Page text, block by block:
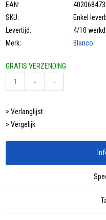
EAN:
SKU:
Enkel
Levertijd:
4/10
Merk:
Blanco
GRATIS VERZENDING
+
-
> Verlanglijst
> Vergelijk